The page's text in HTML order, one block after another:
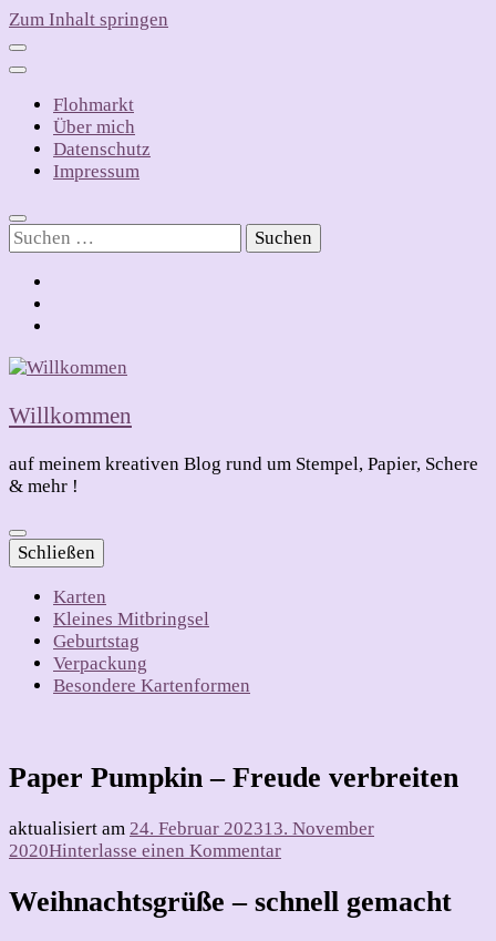
Zum Inhalt springen
Flohmarkt
Über mich
Datenschutz
Impressum
Suchen
nach:
Willkommen
auf meinem kreativen Blog rund um Stempel, Papier, Schere
& mehr !
Schließen
Karten
Kleines Mitbringsel
Geburtstag
Verpackung
Besondere Kartenformen
Paper Pumpkin – Freude verbreiten
aktualisiert am 24. Februar 202313. November
2020Hinterlasse einen Kommentarzu
Pumpkin
–
Weihnachtsgrüße – schnell gemacht